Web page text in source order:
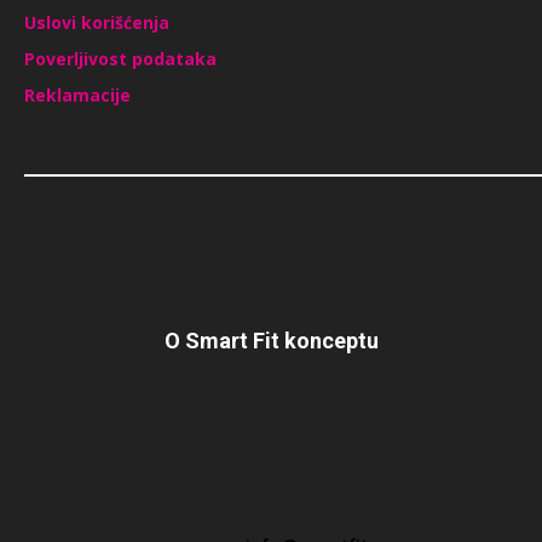
Uslovi korišćenja
Poverljivost podataka
Reklamacije
O Smart Fit konceptu